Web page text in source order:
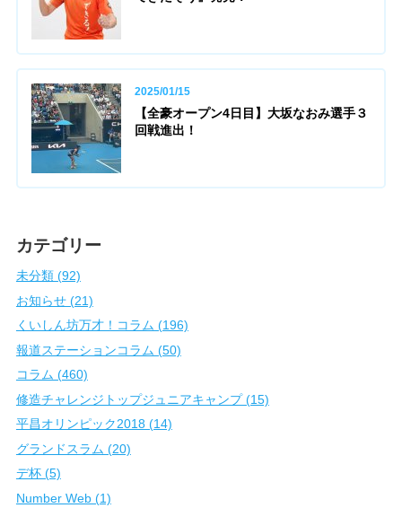
2025/01/15
【全豪オープン4日目】大坂なおみ選手３
回戦進出！
カテゴリー
未分類 (92)
お知らせ (21)
くいしん坊万才！コラム (196)
報道ステーションコラム (50)
コラム (460)
修造チャレンジトップジュニアキャンプ (15)
平昌オリンピック2018 (14)
グランドスラム (20)
デ杯 (5)
Number Web (1)